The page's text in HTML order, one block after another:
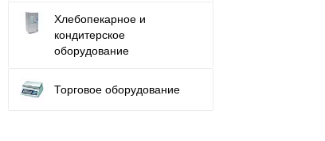
Хлебопекарное и
кондитерское
оборудование
Торговое оборудование